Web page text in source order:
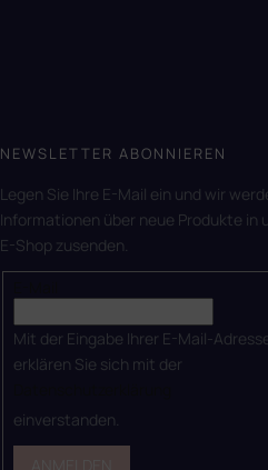
NEWSLETTER ABONNIEREN
Legen Sie Ihre E-Mail ein und wir
Informationen über neue Produkte in
E-Shop zusenden.
Mit der Eingabe Ihrer E-Mail-
erklären Sie sich mit der
einverstanden.